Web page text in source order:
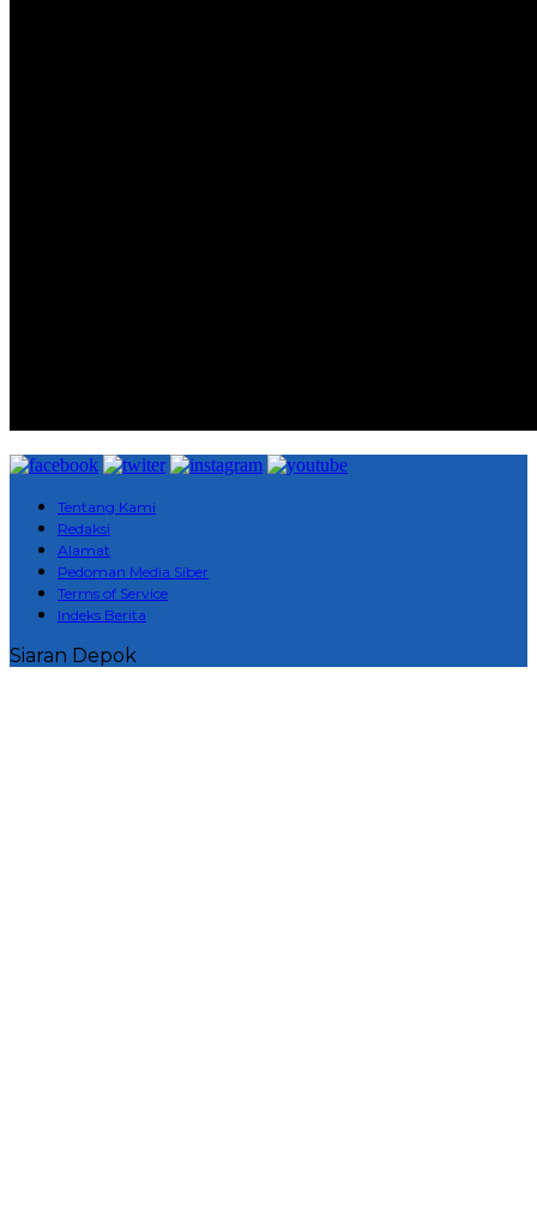
Tentang Kami
Redaksi
Alamat
Pedoman Media Siber
Terms of Service
Indeks Berita
Siaran Depok